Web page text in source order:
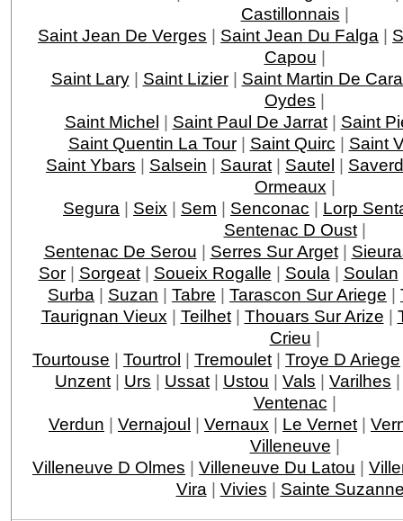
Castillonnais |
Saint Jean De Verges | Saint Jean Du Falga |
Capou |
Saint Lary| Saint Lizier| Saint Martin De
Oydes |
Saint Michel | Saint Paul De Jarrat| Saint
Saint Quentin La Tour| Saint Quirc | Saint
Saint Ybars | Salsein | Saurat | Sautel |
Ormeaux |
Segura | Seix | Sem | Senconac | Lorp
Sentenac D Oust|
Sentenac De Serou | Serres Sur Arget|
Sor| Sorgeat| Soueix Rogalle | Soula | Soulan
Surba | Suzan | Tabre | Tarascon Sur Ariege |
Taurignan Vieux | Teilhet| Thouars Sur Arize |
Crieu |
Tourtouse | Tourtrol | Tremoulet | Troye D Ariege
Unzent | Urs | Ussat | Ustou | Vals | Varilhes
Ventenac |
Verdun | Vernajoul | Vernaux | Le Vernet |
Villeneuve |
Villeneuve D Olmes | Villeneuve Du Latou |
Vira | Vivies | Sainte